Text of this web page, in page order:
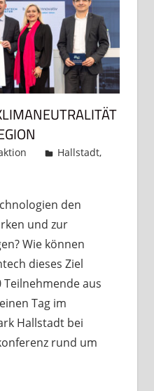
Hallstadt,
den
und zur
Wie können
dieses Ziel
Teilnehmende aus
Tag im
Hallstadt bei
rund um